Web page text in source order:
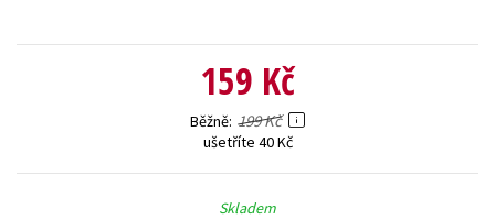
159 Kč
Běžně 199 Kč
ušetříte 40 Kč
Skladem